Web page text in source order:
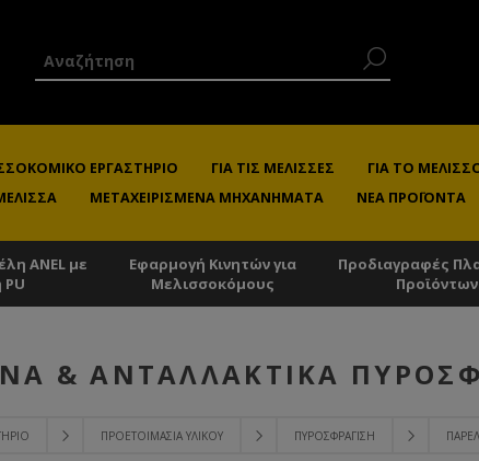
ΕΡΓΑΣΤΉΡΙΟ ΓΙΑ ΤΙΣ ΜΈΛΙΣΣΕΣ ΓΙΑ ΤΟ
ΜΕΤΑΧΕΙΡΙΣΜΈΝΑ ΜΗΧΑΝΉΜΑΤΑ ΝΈΑ ΠΡΟΪΌΝΤΑ
ANEL με
Εφαρμογή Κινητών για
Μελισσοκόμους
Προδιαγραφές
Προϊόντων
ΠΡΟΕΤΟΙΜΑΣΊΑ ΥΛΙΚΟΎ ΠΥΡΟΣΦΡΆΓΙΣΗ
& ΑΝΤΑΛΛΑΚΤΙΚΆ